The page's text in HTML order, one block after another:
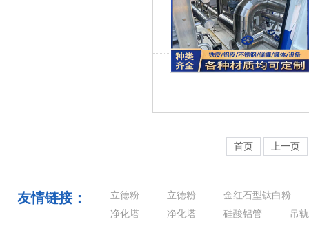
首页 上一页
友情链接： 立德粉 立德粉
金红石型钛白粉
净化塔
净化塔 硅酸铝管
吊